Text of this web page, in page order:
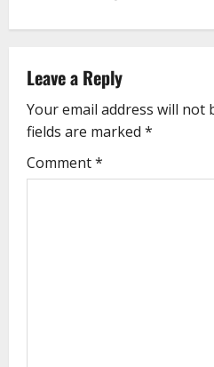
Leave a Reply
Your email address will not
fields are marked *
Comment*